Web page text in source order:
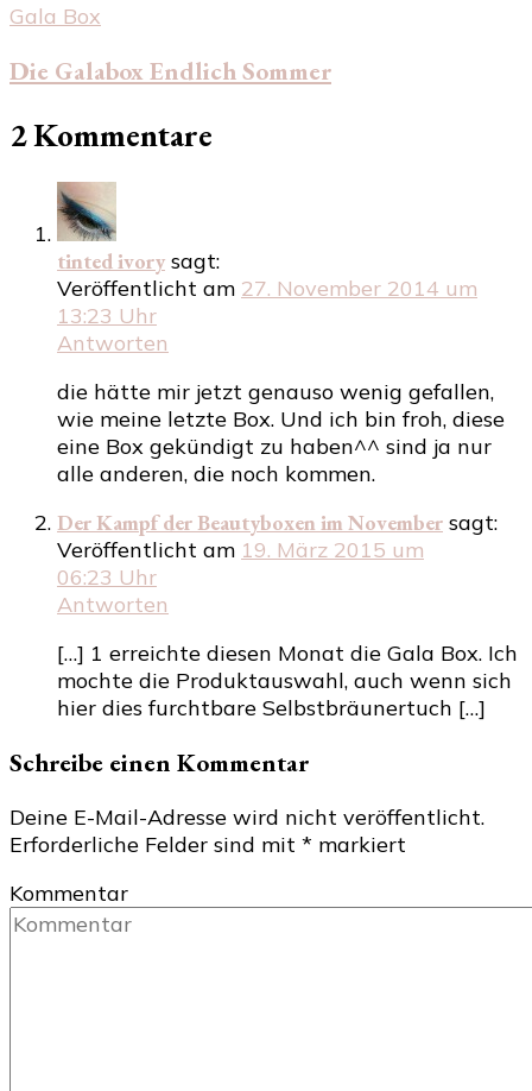
Gala Box
Die Galabox Endlich Sommer
2 Kommentare
tinted ivory sagt:
Veröffentlicht am 27. November 2014 um
13:23 Uhr
Antworten
die hätte mir jetzt genauso wenig gefallen,
wie meine letzte Box. Und ich bin froh, diese
eine Box gekündigt zu haben^^ sind ja nur
alle anderen, die noch kommen.
Der Kampf der Beautyboxen im November sagt:
Veröffentlicht am 19. März 2015 um
06:23 Uhr
Antworten
[…] 1 erreichte diesen Monat die Gala Box. Ich
mochte die Produktauswahl, auch wenn sich
hier dies furchtbare Selbstbräunertuch […]
Schreibe einen Kommentar
Deine E-Mail-Adresse wird nicht veröffentlicht.
Erforderliche Felder sind mit * markiert
Kommentar